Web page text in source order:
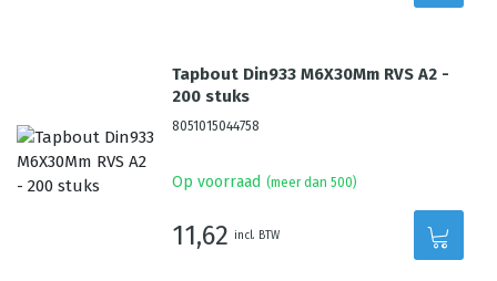
Tapbout Din933 M6X30Mm RVS A2 -
200 stuks
8051015044758
Op voorraad (meer dan 500)
11,62 incl. BTW